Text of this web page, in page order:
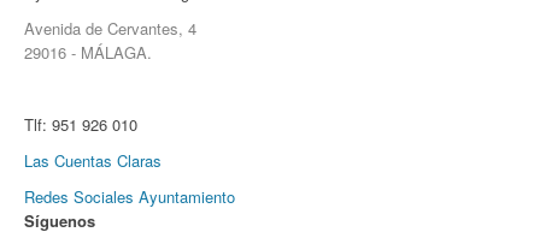
Avenida de Cervantes, 4
29016 - MÁLAGA.
Tlf: 951 926 010
Las Cuentas Claras
Redes Sociales Ayuntamiento
Síguenos